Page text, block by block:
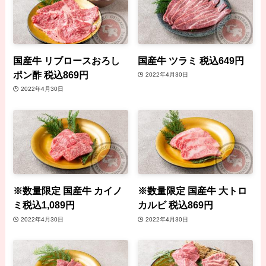
国産牛 リブロースおろし
ポン酢 税込869円
2022年4月30日
国産牛 ツラミ 税込649円
2022年4月30日
※数量限定 国産牛 カイノ
ミ税込1,089円
2022年4月30日
※数量限定 国産牛 大トロ
カルビ 税込869円
2022年4月30日